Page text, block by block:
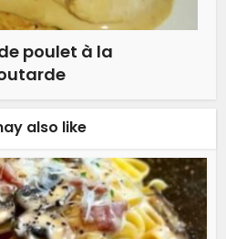
poulet à la
also like